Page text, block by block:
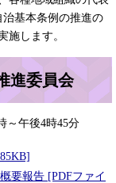
基本条例の推進の
施します。
進委員会
～午後4時45分
要報告 [PDFファイ